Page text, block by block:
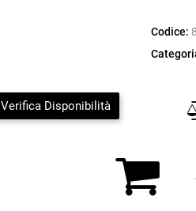
Codice:
Verifica Disponibilità